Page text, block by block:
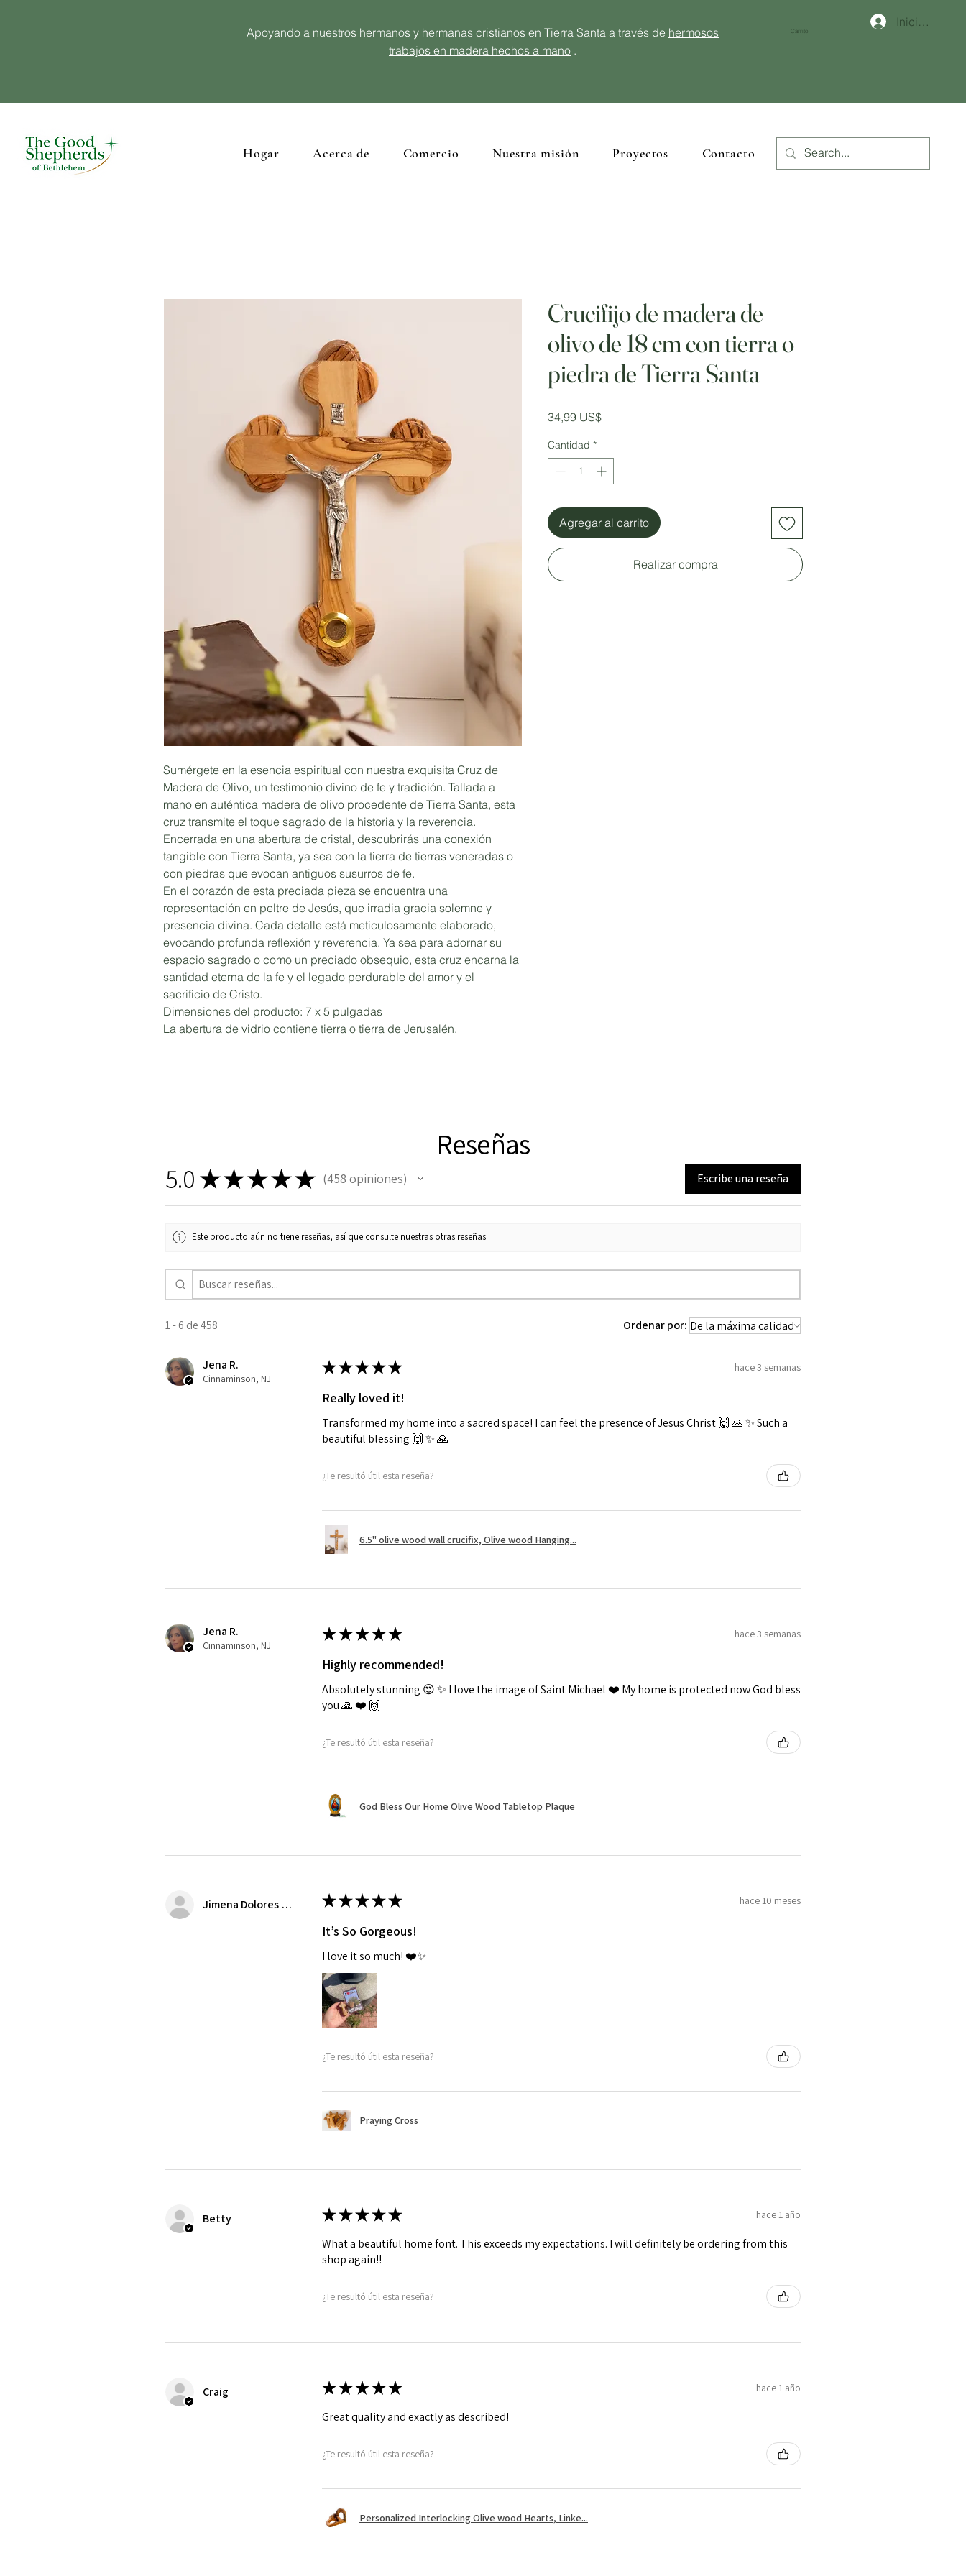
Apoyando a nuestros hermanos y hermanas cristianos en Tierra Santa a través de hermosos
trabajos en madera hechos a mano .
Carrito
Iniciar sesión
Hogar Acerca de Comercio Nuestra misión Proyectos Contacto
Sumérgete en la esencia espiritual con nuestra exquisita Cruz de
Madera de Olivo, un testimonio divino de fe y tradición. Tallada a
mano en auténtica madera de olivo procedente de Tierra Santa, esta
cruz transmite el toque sagrado de la historia y la reverencia.
Encerrada en una abertura de cristal, descubrirás una conexión
tangible con Tierra Santa, ya sea con la tierra de tierras veneradas o
con piedras que evocan antiguos susurros de fe.
En el corazón de esta preciada pieza se encuentra una
representación en peltre de Jesús, que irradia gracia solemne y
presencia divina. Cada detalle está meticulosamente elaborado,
evocando profunda reflexión y reverencia. Ya sea para adornar su
espacio sagrado o como un preciado obsequio, esta cruz encarna la
santidad eterna de la fe y el legado perdurable del amor y el
sacrificio de Cristo.
Dimensiones del producto: 7 x 5 pulgadas
La abertura de vidrio contiene tierra o tierra de Jerusalén.
Crucifijo de madera de
olivo de 18 cm con tierra o
piedra de Tierra Santa
34,99 US$Precio
Cantidad *
Agregar al carrito
Realizar compra
Reseñas
5.0 ★★★★★ 458 opiniones
458 Escribe una reseña
Este producto aún no tiene reseñas, así que consulte nuestras otras reseñas.
1 - 6 de 458 Ordenar por:
Jena R.
Cinnaminson, NJ
★★★★★ hace 3 semanas
Really loved it!
Transformed my home into a sacred space! I can feel the presence of Jesus Christ 🙌 🙏 ✨️ Such a
beautiful blessing 🙌 ✨️ 🙏
¿Te resultó útil esta reseña?
6.5" olive wood wall crucifix, Olive wood Hanging...
Jena R.
Cinnaminson, NJ
★★★★★ hace 3 semanas
Highly recommended!
Absolutely stunning 😍 ✨️ I love the image of Saint Michael ❤️ My home is protected now God bless
you 🙏 ❤️ 🙌
¿Te resultó útil esta reseña?
God Bless Our Home Olive Wood Tabletop Plaque
Jimena Dolores Manjarrez ★★★★★ hace 10 meses
It’s So Gorgeous!
I love it so much! ❤️✨
¿Te resultó útil esta reseña?
Praying Cross
Betty ★★★★★ hace 1 año
What a beautiful home font. This exceeds my expectations. I will definitely be ordering from this
shop again!!
¿Te resultó útil esta reseña?
Craig ★★★★★ hace 1 año
Great quality and exactly as described!
¿Te resultó útil esta reseña?
Personalized Interlocking Olive wood Hearts, Linke...